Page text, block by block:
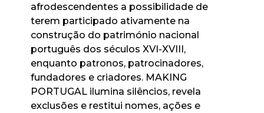
afrodescendentes a possibilidade de
terem participado ativamente na
construção do património nacional
português dos séculos XVI-XVIII,
enquanto patronos, patrocinadores,
fundadores e criadores. MAKING
PORTUGAL ilumina silêncios, revela
exclusões e restitui nomes, ações e